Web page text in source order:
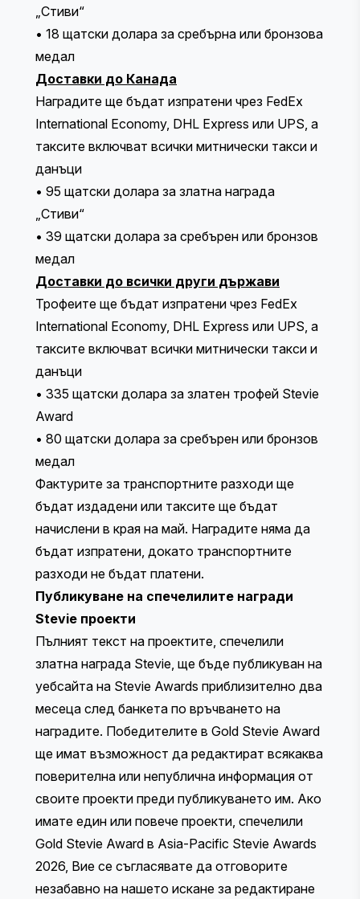
„Стиви“
• 18 щатски долара за сребърна или бронзова
медал
Доставки до Канада
Наградите ще бъдат изпратени чрез FedEx
International Economy, DHL Express или UPS, а
таксите включват всички митнически такси и
данъци
• 95 щатски долара за златна награда
„Стиви“
• 39 щатски долара за сребърен или бронзов
медал
Доставки до всички други държави
Трофеите ще бъдат изпратени чрез FedEx
International Economy, DHL Express или UPS, а
таксите включват всички митнически такси и
данъци
• 335 щатски долара за златен трофей Stevie
Award
• 80 щатски долара за сребърен или бронзов
медал
Фактурите за транспортните разходи ще
бъдат издадени или таксите ще бъдат
начислени в края на май. Наградите няма да
бъдат изпратени, докато транспортните
разходи не бъдат платени.
Публикуване на спечелилите награди
Stevie проекти
Пълният текст на проектите, спечелили
златна награда Stevie, ще бъде публикуван на
уебсайта на Stevie Awards приблизително два
месеца след банкета по връчването на
наградите. Победителите в Gold Stevie Award
ще имат възможност да редактират всякаква
поверителна или непублична информация от
своите проекти преди публикуването им. Ако
имате един или повече проекти, спечелили
Gold Stevie Award в Asia-Pacific Stevie Awards
2026, Вие се съгласявате да отговорите
незабавно на нашето искане за редактиране